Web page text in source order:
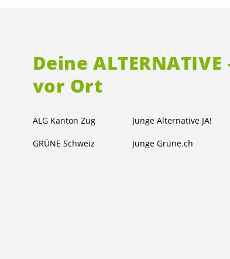
Deine ALTERNATIVE
vor Ort
ALG Kanton Zug Junge Alternative JA!
GRÜNE Schweiz Junge Grüne.ch